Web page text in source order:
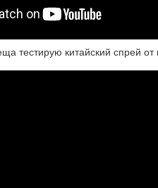
тестирую китайский спрей